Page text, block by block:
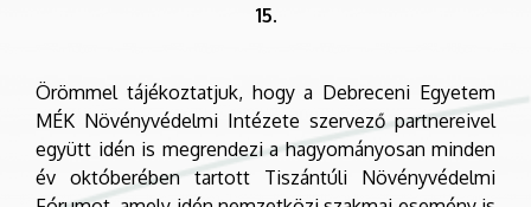
15.
Örömmel tájékoztatjuk, hogy a Debreceni Egyetem
MÉK Növényvédelmi Intézete szervező partnereivel
együtt idén is megrendezi a hagyományosan minden
év októberében tartott Tiszántúli Növényvédelmi